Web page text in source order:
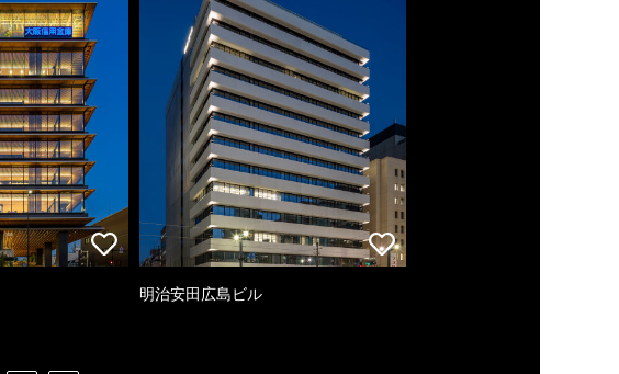
明治安田広島ビル